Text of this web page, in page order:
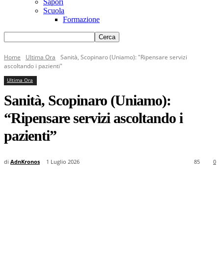
Sapori
Scuola
Formazione
Home Ultima Ora
Sanità, Scopinaro (Uniamo): "Ripensare servizi
ascoltando i pazienti"
Ultima Ora
Sanità, Scopinaro (Uniamo):
“Ripensare servizi ascoltando i
pazienti”
di AdnKronos 1 Luglio 2026 0
85